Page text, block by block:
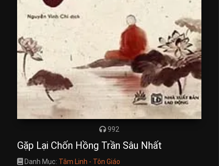
992
Gặp Lại Chốn Hồng Trần Sâu Nhất
Danh Mục: Tâm Linh - Tôn Giáo